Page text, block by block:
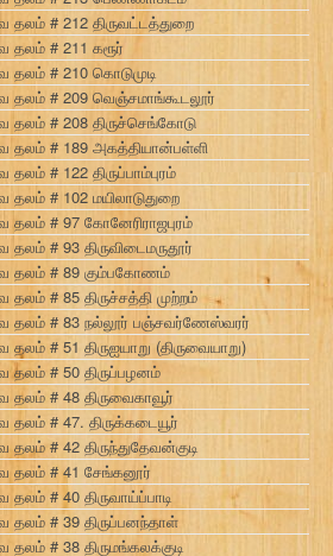
தலம் # 212 திருவட்டத்துறை
தலம் # 211 கரூர்
தலம் # 210 கொடுமுடி
தலம் # 209 வெஞ்சமாங்கூடலூர்
தலம் # 208 திருச்செங்கோடு
தலம் # 189 அகத்தியான்பள்ளி
# 122 திருப்பாம்புரம்
தலம் # 102 மயிலாடுதுறை
தலம் # 97 கோனேரிராஜபுரம்
தலம் # 93 திருவிடைமருதூர்
தலம் # 89 கும்பகோணம்
தலம் # 85 திருச்சத்தி முற்றம்
தலம் # 83 நல்லூர் பஞ்சவர்ணேஸ்வரர்
தலம் # 51 திருஐயாறு (திருவையாறு)
தலம் # 50 திருப்பழனம்
தலம் # 48 திருவைகாவூர்
தலம் # 47. திருக்கடையூர்
தலம் # 42 திருந்துதேவன்குடி
தலம் # 41 சேங்கனூர்
தலம் # 40 திருவாய்ப்பாடி
தலம் # 39 திருப்பனந்தாள்
தலம் # 38 திருமங்கலக்குடி